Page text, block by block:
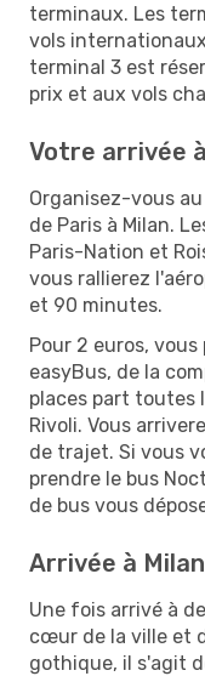
terminaux. Les
vols
terminal 3 est
prix et aux vols
Votre arrivée
Organisez-vous
de Paris à Milan.
Paris-Nation et
vous rallierez
et 90 minutes.
Pour 2 euros,
easyBus, de la
places part toutes
Rivoli. Vous
de trajet. Si vous
prendre le bus
de bus vous
Arrivée à Milan
Une fois arrivé à
cœur de la ville et
gothique, il s'agit